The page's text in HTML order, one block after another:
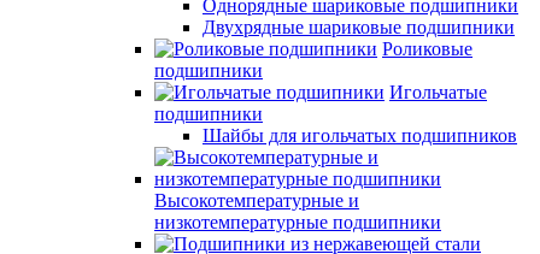
Однорядные шариковые подшипники
Двухрядные шариковые подшипники
Роликовые
подшипники
Игольчатые
подшипники
Шайбы для игольчатых подшипников
Высокотемпературные и
низкотемпературные подшипники